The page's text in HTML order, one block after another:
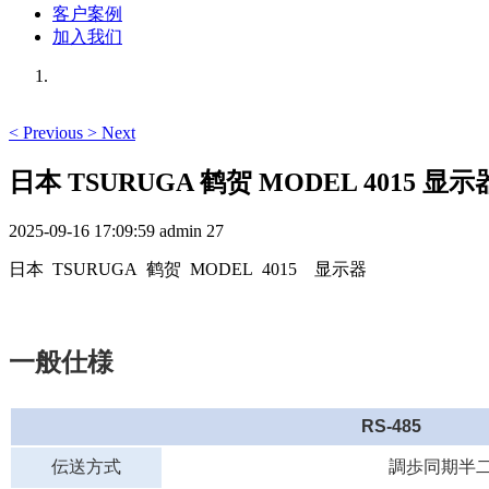
客户案例
加入我们
< Previous > Next
日本 TSURUGA 鹤贺 MODEL 4015 显示
2025-09-16 17:09:59 admin 27
日本 TSURUGA 鹤贺 MODEL 4015 显示器
一般仕様
RS-485
伝送方式 調歩同期半